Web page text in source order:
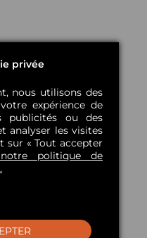
privée
nous utilisons des
expérience de
publicités ou des
analyser les visites
sur « Tout accepter
politique de